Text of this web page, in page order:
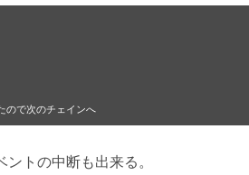
トの中断も出来る。